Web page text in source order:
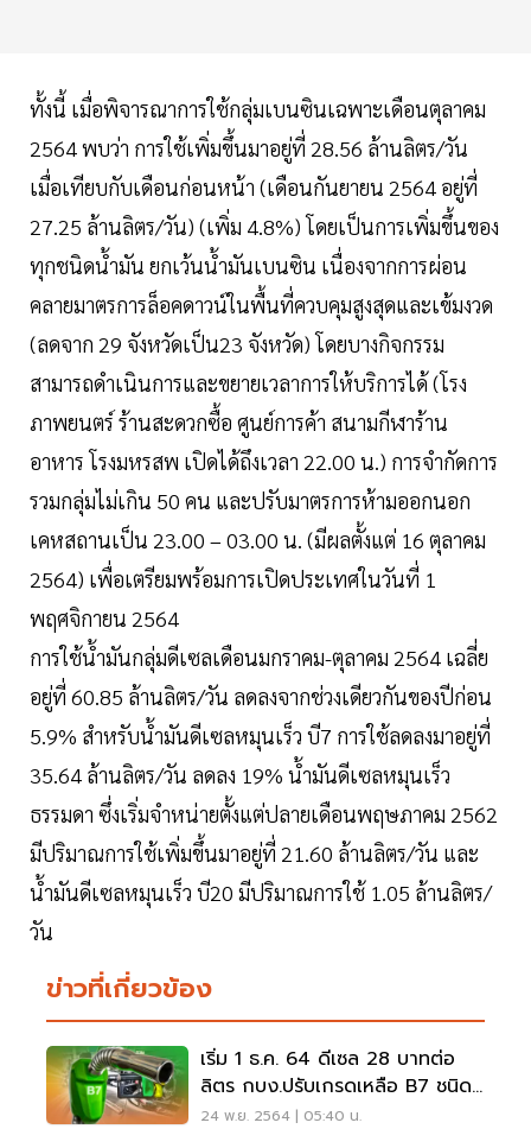
ทั้งนี้ เมื่อพิจารณาการใช้กลุ่มเบนซินเฉพาะเดือนตุลาคม
2564 พบว่า การใช้เพิ่มขึ้นมาอยู่ที่ 28.56 ล้านลิตร/วัน
เมื่อเทียบกับเดือนก่อนหน้า (เดือนกันยายน 2564 อยู่ที่
27.25 ล้านลิตร/วัน) (เพิ่ม 4.8%) โดยเป็นการเพิ่มขึ้นของ
ทุกชนิดน้ำมัน ยกเว้นน้ำมันเบนซิน เนื่องจากการผ่อน
คลายมาตรการล็อคดาวน์ในพื้นที่ควบคุมสูงสุดและเข้มงวด
(ลดจาก 29 จังหวัดเป็น23 จังหวัด) โดยบางกิจกรรม
สามารถดำเนินการและขยายเวลาการให้บริการได้ (โรง
ภาพยนตร์ ร้านสะดวกซื้อ ศูนย์การค้า สนามกีฬาร้าน
อาหาร โรงมหรสพ เปิดได้ถึงเวลา 22.00 น.) การจำกัดการ
รวมกลุ่มไม่เกิน 50 คน และปรับมาตรการห้ามออกนอก
เคหสถานเป็น 23.00 – 03.00 น. (มีผลตั้งแต่ 16 ตุลาคม
2564) เพื่อเตรียมพร้อมการเปิดประเทศในวันที่ 1
พฤศจิกายน 2564
การใช้น้ำมันกลุ่มดีเซลเดือนมกราคม-ตุลาคม 2564 เฉลี่ย
อยู่ที่ 60.85 ล้านลิตร/วัน ลดลงจากช่วงเดียวกันของปีก่อน
5.9% สำหรับน้ำมันดีเซลหมุนเร็ว บี7 การใช้ลดลงมาอยู่ที่
35.64 ล้านลิตร/วัน ลดลง 19% น้ำมันดีเซลหมุนเร็ว
ธรรมดา ซึ่งเริ่มจำหน่ายตั้งแต่ปลายเดือนพฤษภาคม 2562
มีปริมาณการใช้เพิ่มขึ้นมาอยู่ที่ 21.60 ล้านลิตร/วัน และ
น้ำมันดีเซลหมุนเร็ว บี20 มีปริมาณการใช้ 1.05 ล้านลิตร/
วัน
ข่าวที่เกี่ยวข้อง
เริ่ม 1 ธ.ค. 64 ดีเซล 28 บาทต่อ
ลิตร กบง.ปรับเกรดเหลือ B7 ชนิด
เดียว
24 พ.ย. 2564 | 05:40 น.